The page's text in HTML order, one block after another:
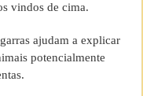
vindos de cima.
ajudam a explicar
potencialmente